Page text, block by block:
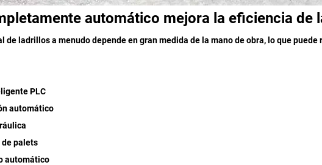
automático mejora la eficiencia de
de ladrillos a menudo depende en gran medida de la mano de obra, lo que
PLC
automático
de palets
automático